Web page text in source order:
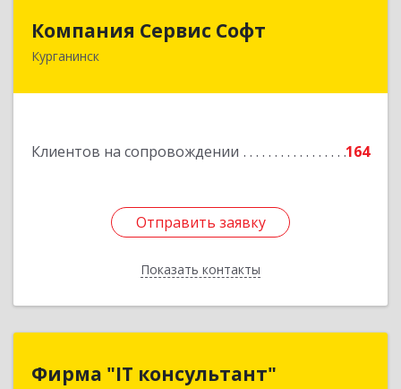
Компания Сервис Софт
Курганинск
Клиентов на сопровождении 164
Отправить заявку
Показать контакты
Компания Сервис Софт
352430, Краснодарский край, Курганинск г,
Отправить заявку
Назад
Фирма "IT консультант"